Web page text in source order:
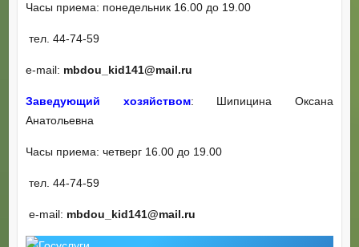
Часы приема: понедельник 16.00 до 19.00
тел. 44-74-59
е-mail: mbdou_kid141@mail.ru
Заведующий хозяйством: Шипицина Оксана
Анатольевна
Часы приема: четверг 16.00 до 19.00
тел. 44-74-59
е-mail: mbdou_kid141@mail.ru